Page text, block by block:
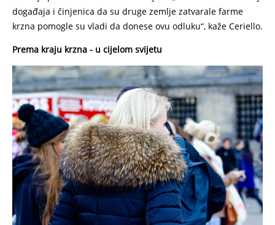
događaja i činjenica da su druge zemlje zatvarale farme
krzna pomogle su vladi da donese ovu odluku“, kaže Ceriello.
Prema kraju krzna - u cijelom svijetu